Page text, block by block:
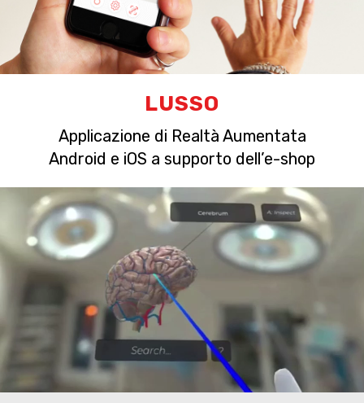
LUSSO
Applicazione di Realtà Aumentata
Android e iOS a supporto dell’e-shop